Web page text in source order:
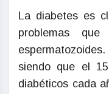
La diabetes es
problemas
siendo que el
diabéticos cada